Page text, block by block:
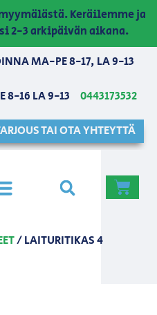
Keräilemme ja
2-3 arkipäivän aikana.
MA-PE 8-17, LA 9-13
8-16 LA 9-13
0443173532
TAI OTA YHTEYTTÄ
/ LAITURITIKAS 4